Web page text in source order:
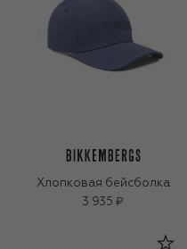
Хлопковая бейсболка
3 935 ₽